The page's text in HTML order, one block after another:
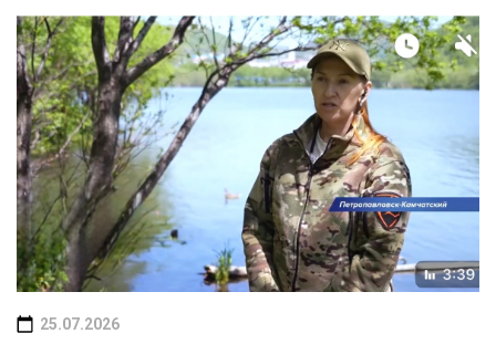
25.07.2026